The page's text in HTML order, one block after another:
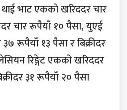
थाई भाट एकको खरिददर चार
चार रूपैयाँ १० पैसा, युएई
रूपैयाँ १३ पैसा र बिक्रीदर
रिङ्गेट एकको खरिददर
३१ रूपैयाँ २० पैसा